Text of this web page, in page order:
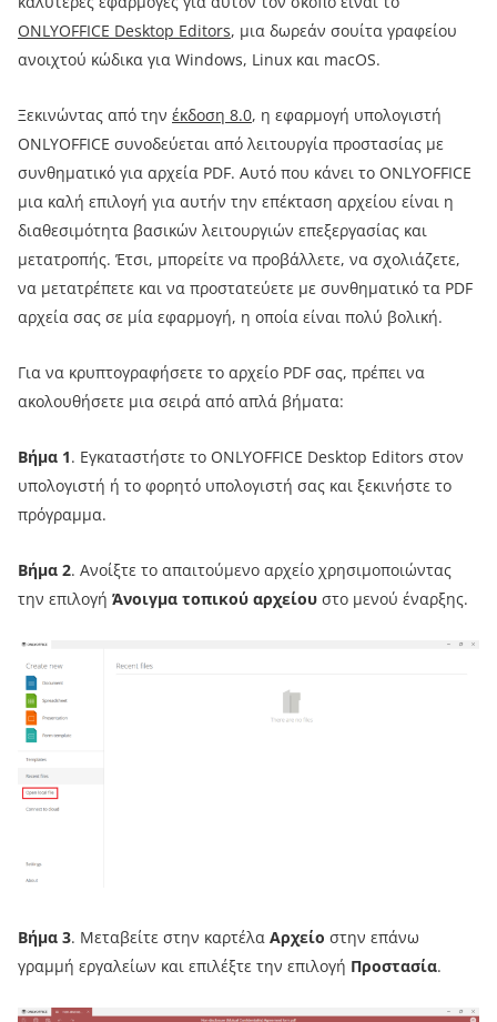
ONLYOFFICE Desktop Editors, μια δωρεάν σουίτα γραφείου
ανοιχτού κώδικα για Windows, Linux και macOS.
Ξεκινώντας από την έκδοση 8.0, η εφαρμογή υπολογιστή
ONLYOFFICE συνοδεύεται από λειτουργία προστασίας με
συνθηματικό για αρχεία PDF. Αυτό που κάνει το ONLYOFFICE
μια καλή επιλογή για αυτήν την επέκταση αρχείου είναι η
διαθεσιμότητα βασικών λειτουργιών επεξεργασίας και
μετατροπής. Έτσι, μπορείτε να προβάλλετε, να σχολιάζετε,
να μετατρέπετε και να προστατεύετε με συνθηματικό τα PDF
αρχεία σας σε μία εφαρμογή, η οποία είναι πολύ βολική.
Για να κρυπτογραφήσετε το αρχείο PDF σας, πρέπει να
ακολουθήσετε μια σειρά από απλά βήματα:
Βήμα 1. Εγκαταστήστε το ONLYOFFICE Desktop Editors στον
υπολογιστή ή το φορητό υπολογιστή σας και ξεκινήστε το
πρόγραμμα.
Βήμα 2. Ανοίξτε το απαιτούμενο αρχείο χρησιμοποιώντας
την επιλογή Άνοιγμα τοπικού αρχείου στο μενού έναρξης.
Βήμα 3. Μεταβείτε στην καρτέλα Αρχείο στην επάνω
γραμμή εργαλείων και επιλέξτε την επιλογή Προστασία.